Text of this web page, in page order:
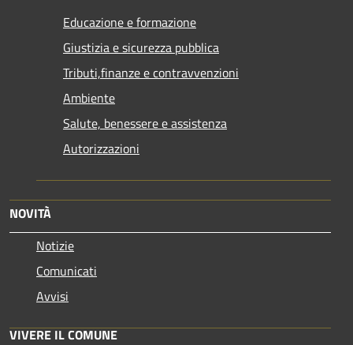
Educazione e formazione
Giustizia e sicurezza pubblica
Tributi,finanze e contravvenzioni
Ambiente
Salute, benessere e assistenza
Autorizzazioni
NOVITÀ
Notizie
Comunicati
Avvisi
VIVERE IL COMUNE